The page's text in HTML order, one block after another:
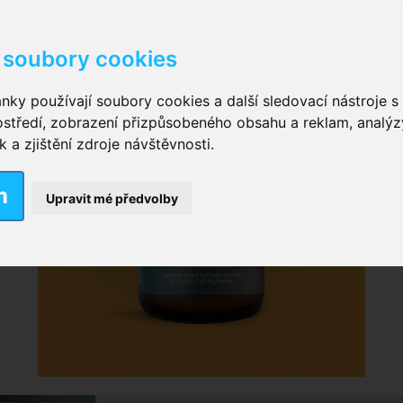
cookies
používají soubory cookies a další sledovací nástroje s
zobrazení přizpůsobeného obsahu a reklam,
a zjištění zdroje návštěvnosti.
Upravit mé předvolby
kalhotky zalepovací ,Inkontinenční kalhotky
vložky pro muže
plavky,Dámské inkontinenční plavky